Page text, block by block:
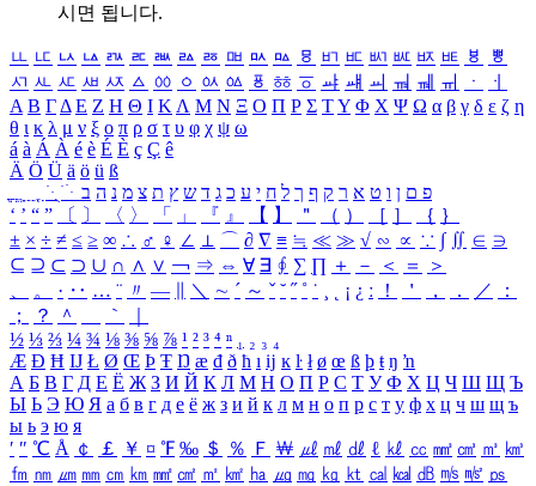
시면 됩니다.
ㅥ ㅦ ㅧ ㅨ ㅩ ㅪ ㅫ ㅬ ㅭ ㅮ ㅯ ㅰ ㅱ ㅲ ㅳ ㅴ ㅵ ㅶ ㅷ ㅸ
ㅹ
ㅺ ㅻ ㅼ ㅽ ㅾ ㅿ ㆀ ㆁ ㆂ ㆃ ㆄ ㆅ ㆆ ㆇ ㆈ ㆉ ㆊ ㆋ ㆌ ㆍ
ㆎ
Α Β ΓΔ Ε Ζ Η Θ Ι ΚΛ Μ Ν Ξ Ο Π Ρ Σ ΤΥ Φ Χ Ψ Ω α β γ δ ε ζ η
θ ι κ λ μ ν ξ ο π ρ σ τ υ φ χ ψ ω
á à Á À é è É È ç Ç ê
Ä Ö Ü ä ö ü ß
ִֶֹ ֻּ ׁׂ פ ם ן ו ט א ר ק ף ך ל ח י ע כ ג ד ש ץ ת צ מ נ ה ב
‘ ’ “ ” 〔 〕 〈 〉 「 」 『 』 【 】 ＂ （ ） ［ ］ ｛ ｝
± × ÷ ≠ ≤ ≥ ∞ ∴ ♂ ♀ ∠ ⊥ ⌒ ∂ ∇ ≡ ≒ ≪ ≫ √ ∽ ∝ ∵ ∫ ∬ ∈ ∋
⊆ ⊇ ⊂ ⊃ ∪ ∩ ∧ ∨ ￢ ⇒ ⇔ ∀ ∃ ∮ ∑ ∏ ＋ － ＜ ＝
＞
、
。 · ‥ … ¨ 〃 ― ＼ ∼ ´ ～ ˇ ˘ ˝ ˚ ˙ ¸ ¡ ¿ ː ！ ＇ ， ． ／
：
；
？ ＾ ｀
½ ⅓ ⅔ ¼ ¾ ⅛ ⅜ ⅝ ⅞ ¹ ² ³ ⁴ ⁿ ₁ ₂ ₃ ₄
Æ Ð Ħ Ĳ Ł Ø Œ Þ Ŧ Ŋ æ đ ð ħ ı ĳ ĸ ŀ ł ø œ ß þ ŧ ŋ ŉ
А Б В Г Д Е Ё Ж З И Й К Л М Н О П Р С Т У Ф Х Ц Ч Ш Щ Ъ
Ы Ь Э Ю Я а б в г д е ё ж з и й к л м н о п р с т у ф х ц ч ш щ ъ
ы ь э ю я
′ ″ ℃ Å ￠ ￡ ￥ ¤ ℉ ‰ ＄ ％ Ｆ ￦ ㎕ ㎖ ㎗ ℓ ㎘ ㏄ ㎣ ㎤ ㎥ ㎦
㎙ ㎚ ㎛ ㎜ ㎝ ㎞ ㎟ ㎠ ㎡ ㎢ ㏊ ㎍ ㎎ ㎏ ㏏ ㎈ ㎉ ㏈ ㎧ ㎨ ㎰